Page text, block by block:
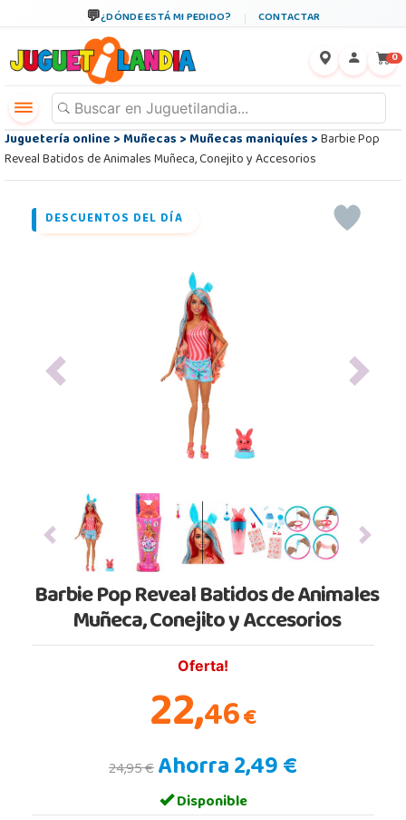
¿DÓNDE ESTÁ MI PEDIDO? CONTACTAR
0
Juguetería online>Muñecas>Muñecas maniquíes>Barbie Pop
Reveal Batidos de Animales Muñeca, Conejito y Accesorios
DESCUENTOS DEL DÍA
Previous Next
Previous Next
Barbie Pop Reveal Batidos de Animales
Muñeca, Conejito y Accesorios
Oferta!
22,46€
24,95 €Ahorra 2,49 €
Disponible